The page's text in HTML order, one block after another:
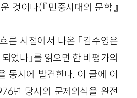
것이다(『민중시대의 문학』
른 시점에서 나온 「김수영은
되었나」를 읽으면 한 비평가의
동시에 발견한다. 이 글에 이
년 당시의 문제의식을 완전